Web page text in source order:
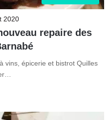
2020
repaire des
vins, épicerie et bistrot Quilles